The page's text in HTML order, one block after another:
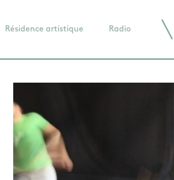
Résidence artistique Radio